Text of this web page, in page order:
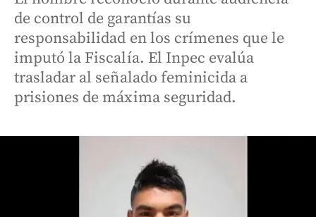
de control de garantías su
responsabilidad en los crímenes que le
imputó la Fiscalía. El Inpec evalúa
trasladar al señalado feminicida a
prisiones de máxima seguridad.